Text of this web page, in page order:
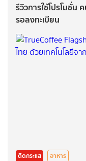
รีวิวการใช้โปรโมชั่น
รอลงทะเบียน
ติดกระแส อาหาร